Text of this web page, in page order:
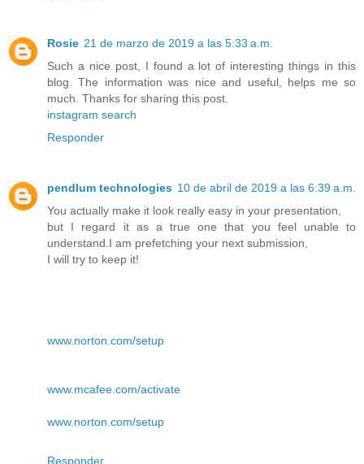
Rosie 21 de marzo de 2019 a las 5:33 a.m.
Such a nice post, I found a lot of interesting things in this
blog. The information was nice and useful, helps me so
much. Thanks for sharing this post.
instagram search
Responder
pendlum technologies 10 de abril de 2019 a las 6:39 a.m.
You actually make it look really easy in your presentation,
but I regard it as a true one that you feel unable to
understand.I am prefetching your next submission,
I will try to keep it!
www.norton.com/setup
www.mcafee.com/activate
www.norton.com/setup
Responder